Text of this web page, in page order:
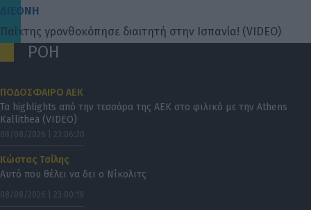
ΔΙΕΘΝΗ
Παίκτης γρονθοκόπησε διαιτητή στην Ισπανία! (VIDEO)
ΡΟΗ
ΠΟΔΟΣΦΑΙΡΟ ΑΕΚ
Τα highlights από την τεσσάρα της ΑΕΚ στο φιλικό με την Athens
Kallithea (VIDEO)
08/08/2026 | 23:06:20
Κώστας Τσίλης
Αυτό που θέλει να δει ο Νίκολιτς
08/08/2026 | 23:00:19